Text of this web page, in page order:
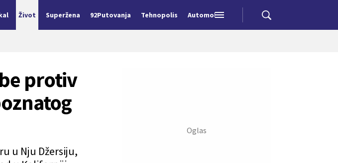
Život Superžena 92Putovanja Tehnopolis Automobili
protiv
u Nju Džersiju,